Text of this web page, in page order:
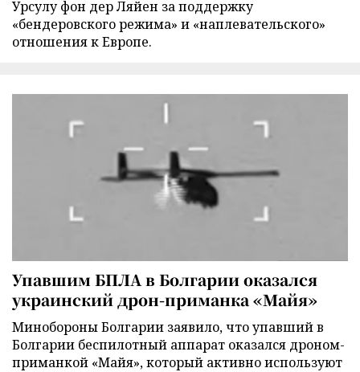
Урсулу фон дер Ляйен за поддержку
«бендеровского режима» и «наплевательского»
отношения к Европе.
Упавшим БПЛА в Болгарии оказался
украинский дрон-приманка «Майя»
Минобороны Болгарии заявило, что упавший в
Болгарии беспилотный аппарат оказался дроном-
приманкой «Майя», который активно используют